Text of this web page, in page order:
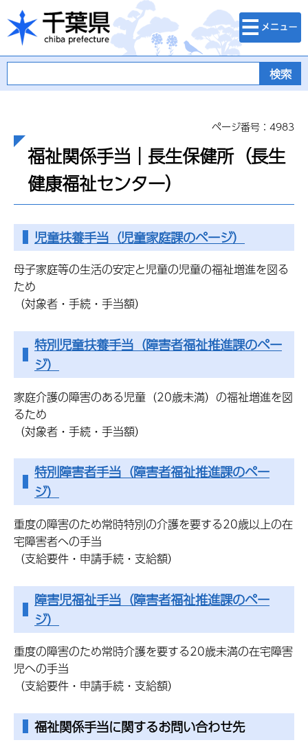
千葉県
検索・メニュ
ー
ページ番号：4983
福祉関係手当｜長生保健所（長生
健康福祉センター）
児童扶養手当（児童家庭課のページ）
母子家庭等の生活の安定と児童の児童の福祉増進を図る
ため
（対象者・手続・手当額）
特別児童扶養手当（障害者福祉推進課のペー
ジ）
家庭介護の障害のある児童（20歳未満）の福祉増進を図
るため
（対象者・手続・手当額）
特別障害者手当（障害者福祉推進課のペー
ジ）
重度の障害のため常時特別の介護を要する20歳以上の在
宅障害者への手当
（支給要件・申請手続・支給額）
障害児福祉手当（障害者福祉推進課のペー
ジ）
重度の障害のため常時介護を要する20歳未満の在宅障害
児への手当
（支給要件・申請手続・支給額）
福祉関係手当に関するお問い合わせ先